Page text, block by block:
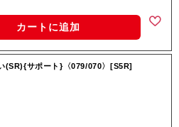
カートに追加
(SR){サポート}〈079/070〉[S5R]